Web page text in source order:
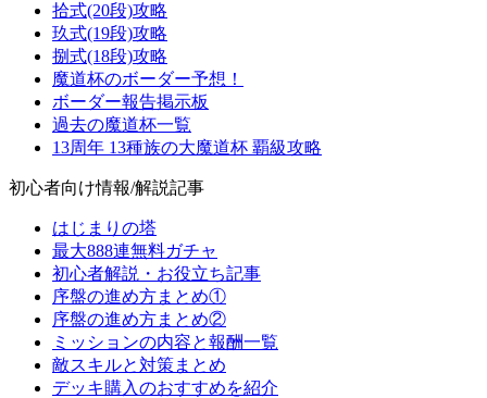
拾式(20段)攻略
玖式(19段)攻略
捌式(18段)攻略
魔道杯のボーダー予想！
ボーダー報告掲示板
過去の魔道杯一覧
13周年 13種族の大魔道杯 覇級攻略
初心者向け情報/解説記事
はじまりの塔
最大888連無料ガチャ
初心者解説・お役立ち記事
序盤の進め方まとめ①
序盤の進め方まとめ②
ミッションの内容と報酬一覧
敵スキルと対策まとめ
デッキ購入のおすすめを紹介